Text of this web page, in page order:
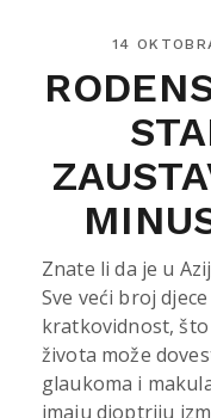
14
Znate li da je u
Sve veći broj
kratkovidnost,
života može
glaukoma i
imaju dioptriju